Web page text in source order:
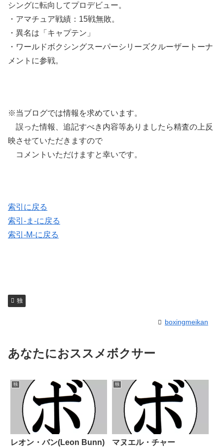
シングに転向してプロデビュー。
・アマチュア戦績：15戦無敗。
・異名は「キャプテン」
・ワールドボクシングスーパーシリーズクルーザートーナ
メントに参戦。
※当ブログでは情報を求めています。
誤った情報、追記すべき内容等ありましたら精査の上反
映させていただきますので
コメントいただけますと幸いです。
索引に戻る
索引-ま-に戻る
索引-M-に戻る
独
boxingmeikan
あなたにおススメボクサー
独
レオン・バン(Leon Bunn)
独
マヌエル・チャー